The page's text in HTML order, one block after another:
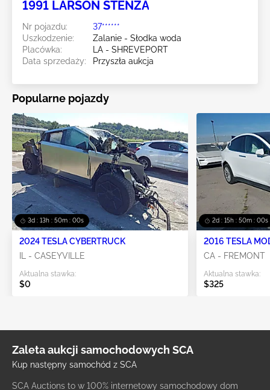
1991 LARSON STENZA
Nr pojazdu:
37******
Uszkodzenie:
Zalanie - Słodka woda
Placówka:
LA - SHREVEPORT
Data sprzedaży:
Przyszła aukcja
Popularne pojazdy
3d : 13h : 50m : 00s
2024 TESLA CYBERTRUCK
IL - CASEYVILLE
Aktualna stawka:
$0
2d : 15h : 50m : 00s
2016 TESLA
CA - FREMONT
Aktualna stawka:
$325
Zaleta aukcji samochodowych SCA
Kup następny samochód z SCA
SCA Auctions to w 100% internetowy samochodowy dom